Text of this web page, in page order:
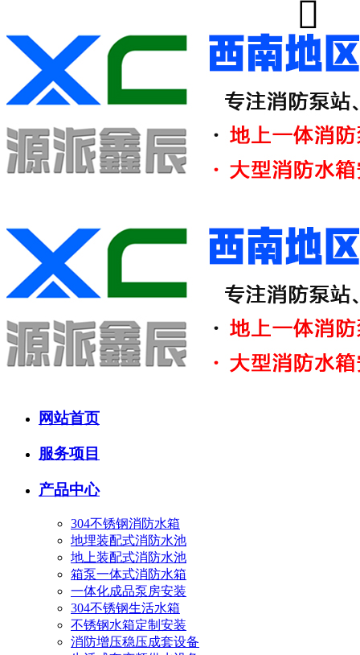
网站首页
服务项目
产品中心
304不锈钢消防水箱
地埋装配式消防水池
地上装配式消防水池
箱泵一体式消防水箱
一体化成品泵房安装
304不锈钢生活水箱
不锈钢水箱定制安装
消防增压稳压成套设备